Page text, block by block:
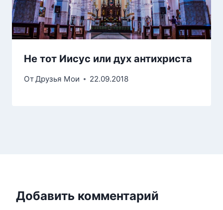
Не тот Иисус или дух антихриста
ОтДрузья Мои 22.09.2018
Добавить комментарий